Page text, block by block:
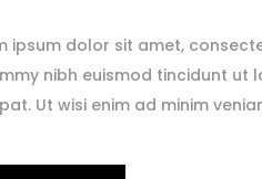
ipsum dolor sit amet,
nibh euismod tincidunt
Ut wisi enim ad minim